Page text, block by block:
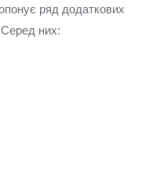
ряд додаткових
Серед них: